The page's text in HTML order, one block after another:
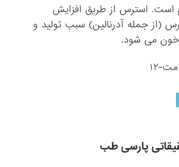
است. استرس از طریق افزایش
(از جمله آدرنالین) سبب تولید و
خون می شود.
۱۲
پارسی طب